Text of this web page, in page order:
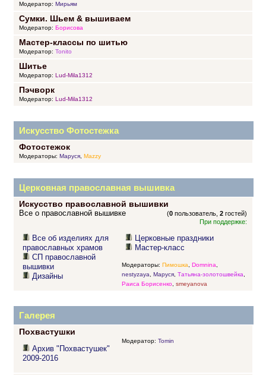
Модератор: Мирьям
Сумки. Шьем & вышиваем
Модератор: Борисова
Мастер-классы по шитью
Модератор: Tonito
Шитье
Модератор: Lud-Mila1312
Пэчворк
Модератор: Lud-Mila1312
Искусство Фотостежка
Фотостежок
Модераторы: Маруся, Mazzy
Церковная православная вышивка
Искусство православной вышивки
(0 пользователь,2 гостей)
Все о православной вышивке
При поддержке:
Все об изделиях для
православных храмов
СП православной
вышивки
Дизайны
Церковные праздники
Мастер-класс
Модераторы: Пимошка Domnina
nestyzaya
Маруся, Татьяна-золотошвейка
Раиса Борисенко, smeyanova
Галерея
Похвастушки
Архив "Похвастушек"
2009-2016
Модератор: Tomin